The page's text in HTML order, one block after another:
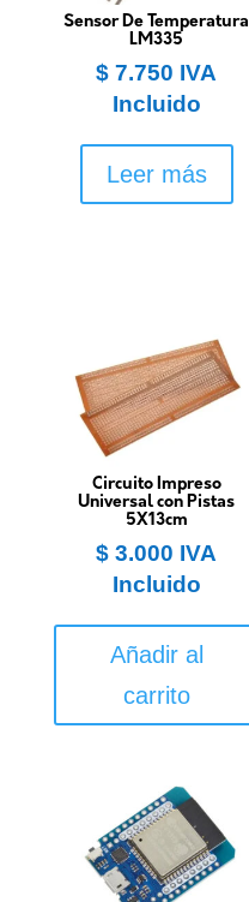
Sensor De Temperatura
LM335
$ 7.750 IVA
Incluido
Leer más
Circuito Impreso
Universal con Pistas
5X13cm
$ 3.000 IVA
Incluido
Añadir al
carrito